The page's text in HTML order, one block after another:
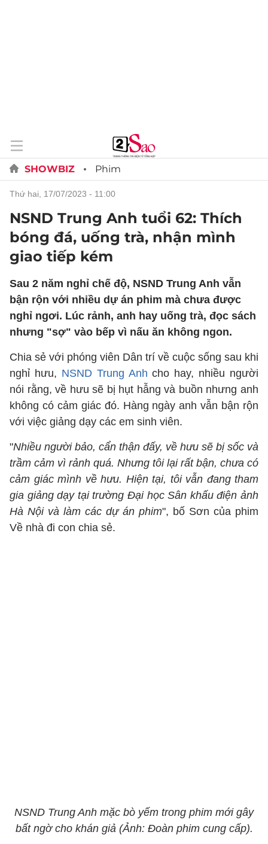
SHOWBIZ Phim
thứ hai, 17/07/2023 - 11:00
NSND Trung Anh tuổi 62: Thích
bóng đá, uống trà, nhận mình
giao tiếp kém
Sau 2 năm nghỉ chế độ, NSND Trung Anh vẫn
bận rộn với nhiều dự án phim mà chưa được
nghỉ ngơi. Lúc rảnh, anh hay uống trà, đọc sách
nhưng "sợ" vào bếp vì nấu ăn không ngon.
Chia sẻ với phóng viên Dân trí về cuộc sống sau khi
nghỉ hưu, NSND Trung Anh cho hay, nhiều người
nói rằng, về hưu sẽ bị hụt hẫng và buồn nhưng anh
không có cảm giác đó. Hàng ngày anh vẫn bận rộn
với việc giảng dạy các em sinh viên.
"Nhiều người bảo, cẩn thận đấy, về hưu sẽ bị sốc và
trầm cảm vì rảnh quá. Nhưng tôi lại rất bận, chưa có
cảm giác mình về hưu. Hiện tại, tôi vẫn đang tham
gia giảng dạy tại trường Đại học Sân khấu điện ảnh
Hà Nội và làm các dự án phim", bố Sơn của phim
Về nhà đi con chia sẻ.
NSND Trung Anh mặc bò yếm trong phim mới gây
bất ngờ cho khán giả (Ảnh: Đoàn phim cung cấp).